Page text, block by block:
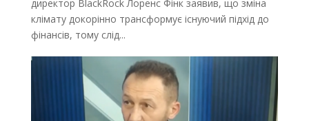
директор BlackRock Лоренс Фінк заявив, що зміна
клімату докорінно трансформує існуючий підхід до
фінансів, тому слід...